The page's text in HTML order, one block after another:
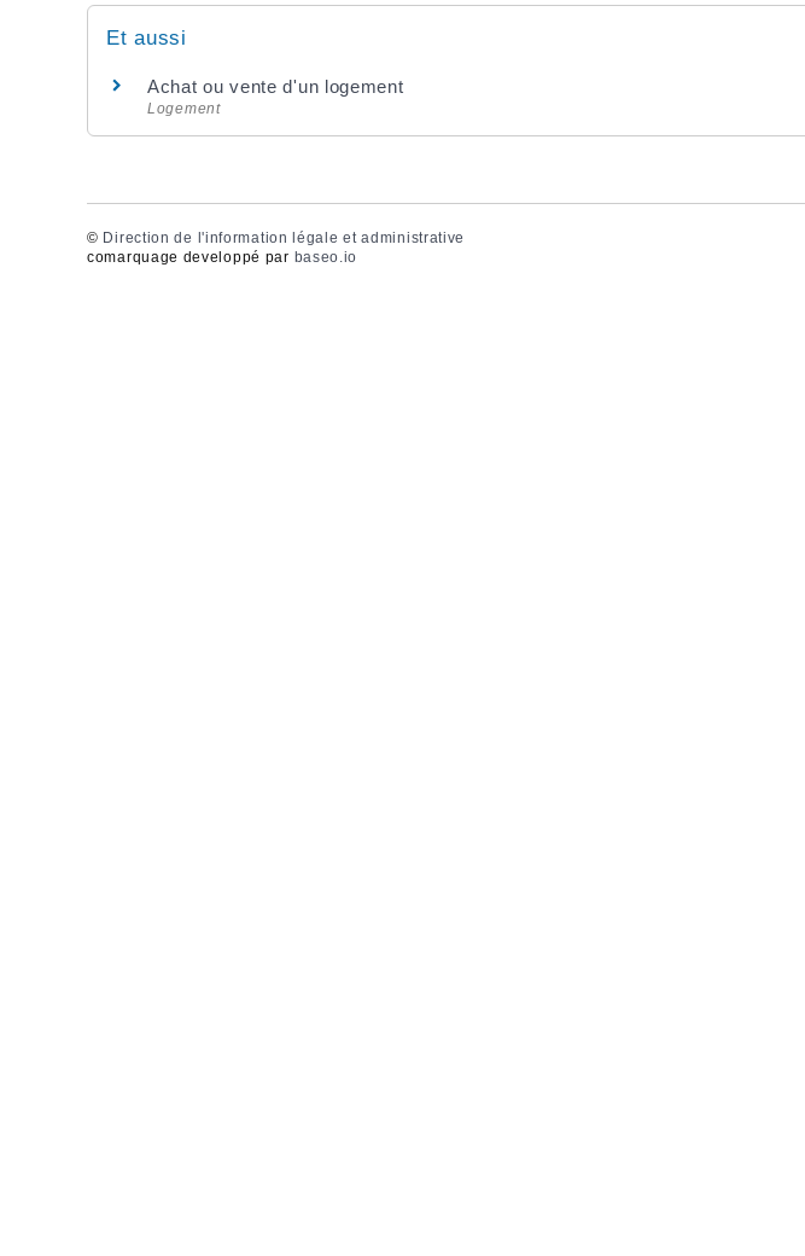
Et aussi
Achat ou vente d'un logement
Logement
© Direction de l'information légale et administrative
comarquage developpé par baseo.io